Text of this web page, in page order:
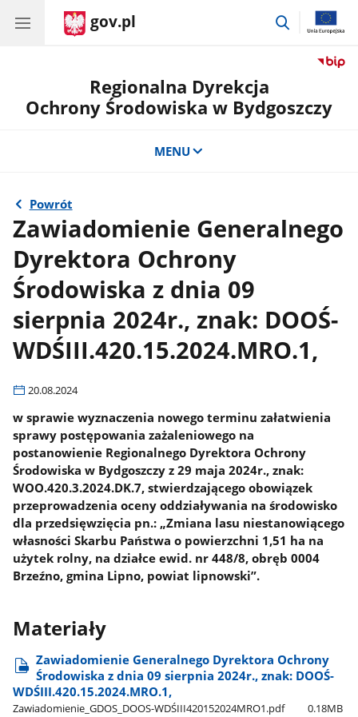
gov.pl
przejdź
Regionalna Dyrekcja
Ochrony Środowiska w Bydgoszczy
MENU
Powrót
Zawiadomienie Generalnego
Dyrektora Ochrony
Środowiska z dnia 09
sierpnia 2024r., znak: DOOŚ-
WDŚIII.420.15.2024.MRO.1,
20.08.2024
w sprawie wyznaczenia nowego terminu załatwienia
sprawy postępowania zażaleniowego na
postanowienie Regionalnego Dyrektora Ochrony
Środowiska w Bydgoszczy z 29 maja 2024r., znak:
WOO.420.3.2024.DK.7, stwierdzającego obowiązek
przeprowadzenia oceny oddziaływania na środowisko
dla przedsięwzięcia pn.: „Zmiana lasu niestanowiącego
własności Skarbu Państwa o powierzchni 1,51 ha na
użytek rolny, na działce ewid. nr 448/8, obręb 0004
Brzeźno, gmina Lipno, powiat lipnowski”.
Materiały
Zawiadomienie Generalnego Dyrektora Ochrony
Środowiska z dnia 09 sierpnia 2024r., znak: DOOŚ-
WDŚIII.420.15.2024.MRO.1,
Zawiadomienie​_GDOS​_DOOS-WDŚIII420152024MRO1.pdf 0.18MB